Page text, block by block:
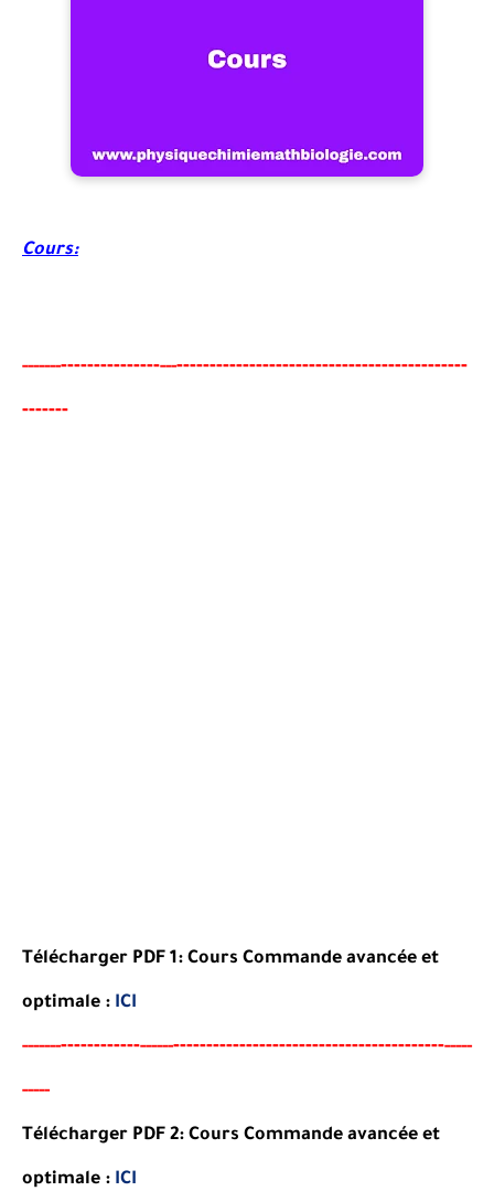
Cours:
---------------------------------------------------------------------
-------
Télécharger PDF 1: Cours Commande avancée et
optimale : ICI
-----------------------------------------------------------------------
-----
Télécharger PDF 2: Cours Commande avancée et
optimale : ICI